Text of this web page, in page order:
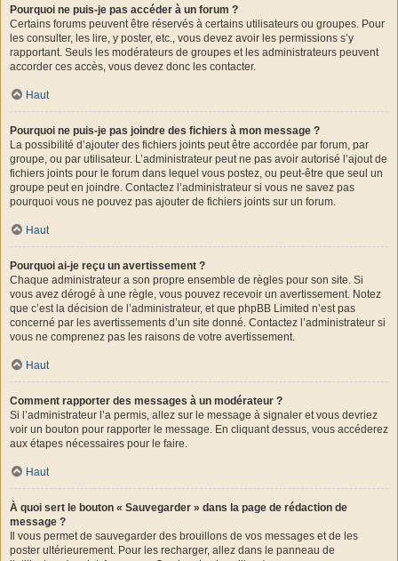
Pourquoi ne puis-je pas accéder à un forum ?
Certains forums peuvent être réservés à certains utilisateurs ou groupes. Pour
les consulter, les lire, y poster, etc., vous devez avoir les permissions s’y
rapportant. Seuls les modérateurs de groupes et les administrateurs peuvent
accorder ces accès, vous devez donc les contacter.
Haut
Pourquoi ne puis-je pas joindre des fichiers à mon message ?
La possibilité d’ajouter des fichiers joints peut être accordée par forum, par
groupe, ou par utilisateur. L’administrateur peut ne pas avoir autorisé l’ajout de
fichiers joints pour le forum dans lequel vous postez, ou peut-être que seul un
groupe peut en joindre. Contactez l’administrateur si vous ne savez pas
pourquoi vous ne pouvez pas ajouter de fichiers joints sur un forum.
Haut
Pourquoi ai-je reçu un avertissement ?
Chaque administrateur a son propre ensemble de règles pour son site. Si
vous avez dérogé à une règle, vous pouvez recevoir un avertissement. Notez
que c’est la décision de l’administrateur, et que phpBB Limited n’est pas
concerné par les avertissements d’un site donné. Contactez l’administrateur si
vous ne comprenez pas les raisons de votre avertissement.
Haut
Comment rapporter des messages à un modérateur ?
Si l’administrateur l’a permis, allez sur le message à signaler et vous devriez
voir un bouton pour rapporter le message. En cliquant dessus, vous accéderez
aux étapes nécessaires pour le faire.
Haut
À quoi sert le bouton « Sauvegarder » dans la page de rédaction de
message ?
Il vous permet de sauvegarder des brouillons de vos messages et de les
poster ultérieurement. Pour les recharger, allez dans le panneau de